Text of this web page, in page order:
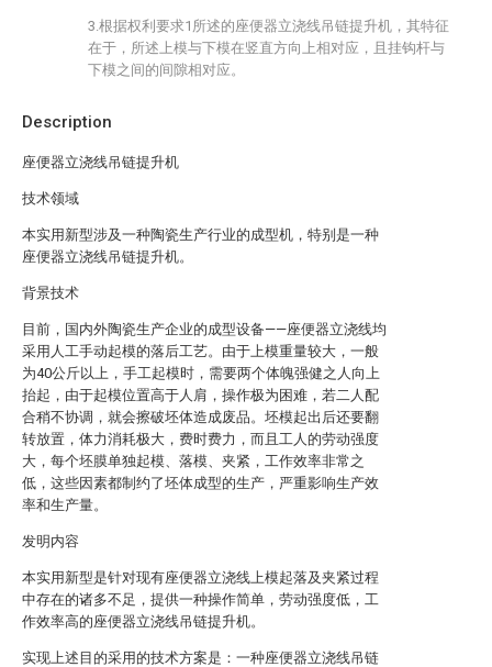
Description
座便器立浇线吊链提升机
技术领域
本实用新型涉及一种陶瓷生产行业的成型机，特别是一种
座便器立浇线吊链提升机。
背景技术
目前，国内外陶瓷生产企业的成型设备——座便器立浇线均
采用人工手动起模的落后工艺。由于上模重量较大，一般
为40公斤以上，手工起模时，需要两个体魄强健之人向上
抬起，由于起模位置高于人肩，操作极为困难，若二人配
合稍不协调，就会擦破坯体造成废品。坯模起出后还要翻
转放置，体力消耗极大，费时费力，而且工人的劳动强度
大，每个坯膜单独起模、落模、夹紧，工作效率非常之
低，这些因素都制约了坯体成型的生产，严重影响生产效
率和生产量。
发明内容
本实用新型是针对现有座便器立浇线上模起落及夹紧过程
中存在的诸多不足，提供一种操作简单，劳动强度低，工
作效率高的座便器立浇线吊链提升机。
实现上述目的采用的技术方案是：一种座便器立浇线吊链
3.根据权利要求1所述的座便器立浇线吊链提升机，其特征
在于，所述上模与下模在竖直方向上相对应，且挂钩杆与
下模之间的间隙相对应。